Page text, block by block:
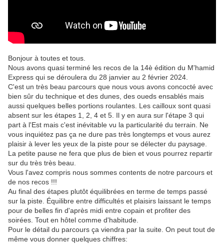
Bonjour à toutes et tous.
Nous avons quasi terminé les recos de la 14è édition du M'hamid
Express qui se déroulera du 28 janvier au 2 février 2024.
C'est un très beau parcours que nous vous avons concocté avec
bien sûr du technique et des dunes, des oueds ensablés mais
aussi quelques belles portions roulantes. Les cailloux sont quasi
absent sur les étapes 1, 2, 4 et 5. Il y en aura sur l'étape 3 qui
part à l'Est mais c'est inévitable vu la particularité du terrain. Ne
vous inquiétez pas ça ne dure pas très longtemps et vous aurez
plaisir à lever les yeux de la piste pour se délecter du paysage.
La petite pause ne fera que plus de bien et vous pourrez repartir
sur du très très beau.
Vous l'avez compris nous sommes contents de notre parcours et
de nos recos !!!
Au final des étapes plutôt équilibrées en terme de temps passé
sur la piste. Équilibre entre difficultés et plaisirs laissant le temps
pour de belles fin d'après midi entre copain et profiter des
soirées. Tout en hôtel comme d'habitude.
Pour le détail du parcours ça viendra par la suite. On peut tout de
même vous donner quelques chiffres: